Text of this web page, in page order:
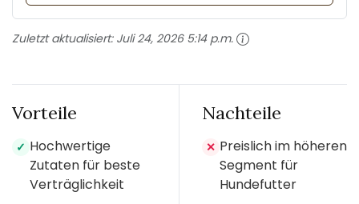
Zuletzt aktualisiert: Juli 24, 2026 5:14 p.m.
Vorteile
✓ Hochwertige
Zutaten für beste
Verträglichkeit
Nachteile
✕ Preislich im höheren
Segment für
Hundefutter